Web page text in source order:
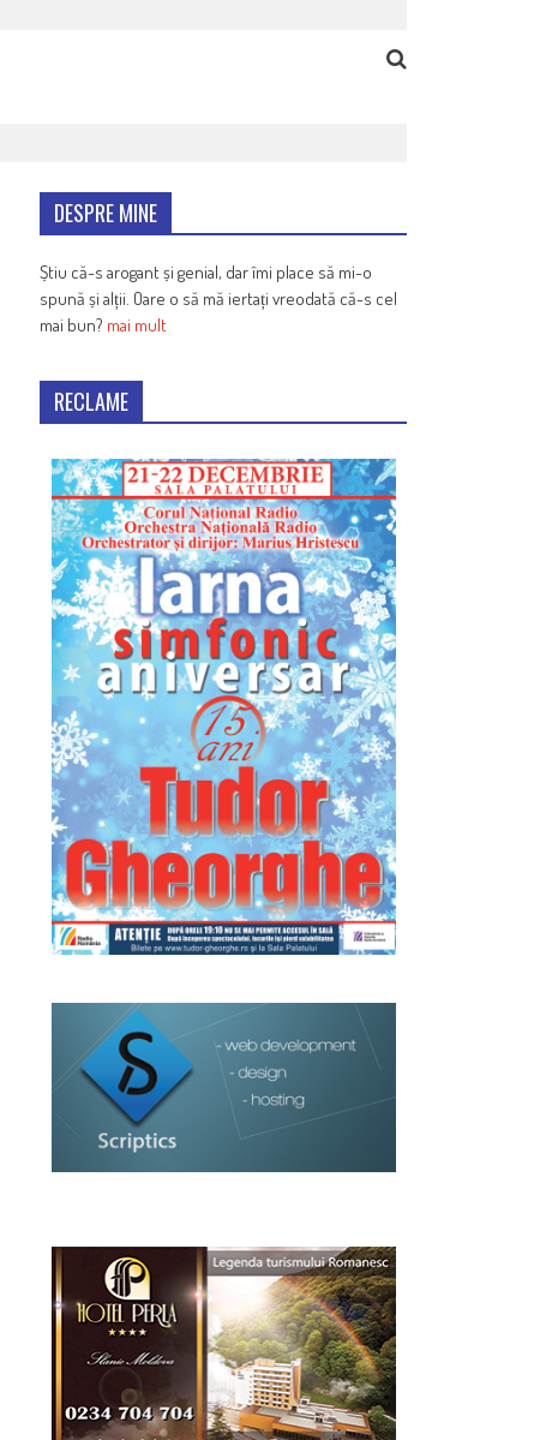
DESPRE MINE
Știu că-s arogant și genial, dar îmi place să mi-o
spună și alții. Oare o să mă iertați vreodată că-s cel
mai bun? mai mult
RECLAME